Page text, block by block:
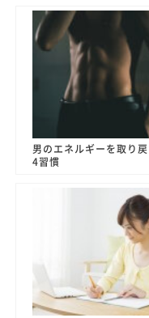
男のエネルギーを取り
4習慣